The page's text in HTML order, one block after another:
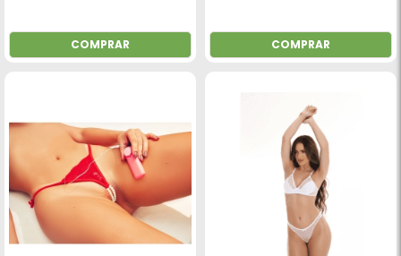
COMPRAR COMPRAR